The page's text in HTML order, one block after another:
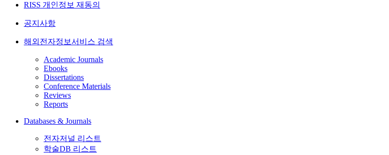
RISS 개인정보 재동의
공지사항
해외전자정보서비스 검색
Academic Journals
Ebooks
Dissertations
Conference Materials
Reviews
Reports
Databases & Journals
전자저널 리스트
학술DB 리스트